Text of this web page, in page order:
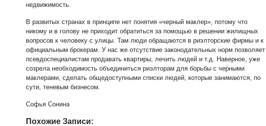
недвижимость.
В развитых странах в принципе нет понятия «черный маклер», потому что
никому и в голову не приходит обратиться за помощью в решении жилищных
вопросов к человеку с улицы. Там люди обращаются в риэлторские фирмы и к
официальным брокерам. У нас же отсутствие законодательных норм позволяет
псевдоспециалистам продавать квартиры, лечить людей и т.д. Наверное, уже
созрела необходимость объединиться риэлторам для борьбы с черными
маклерами, сделать общедоступными списки людей, которые занимаются, по
сути, теневым бизнесом.
Софья Сонина
Похожие Записи: